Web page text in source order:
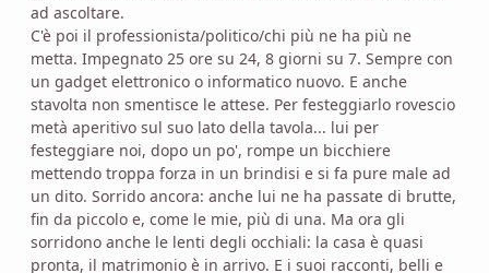
ad ascoltare.
C'è poi il professionista/politico/chi più ne ha più ne
metta. Impegnato 25 ore su 24, 8 giorni su 7. Sempre con
un gadget elettronico o informatico nuovo. E anche
stavolta non smentisce le attese. Per festeggiarlo rovescio
metà aperitivo sul suo lato della tavola... lui per
festeggiare noi, dopo un po', rompe un bicchiere
mettendo troppa forza in un brindisi e si fa pure male ad
un dito. Sorrido ancora: anche lui ne ha passate di brutte,
fin da piccolo e, come le mie, più di una. Ma ora gli
sorridono anche le lenti degli occhiali: la casa è quasi
pronta, il matrimonio è in arrivo. E i suoi racconti, belli e